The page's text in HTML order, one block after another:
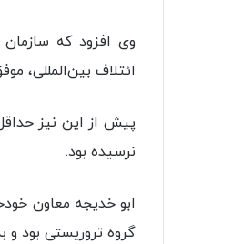
وی افزود که
ائتلاف بین‌المللی،
پیش از این نیز
نرسیده بود.
ابو خدیجه معاون
گروه تروریستی بود